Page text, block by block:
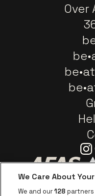
Over
We Care About
We and our128 partners